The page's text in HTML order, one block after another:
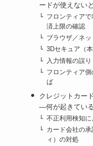
ードが使えない
フロンティア
済上限の確認
ブラウザ／ネ
3Dセキュア（
入力情報の誤
フロンティア
ば
クレジットカー
―何が起きてい
不正利用検知
カード会社の
ィ）の対処